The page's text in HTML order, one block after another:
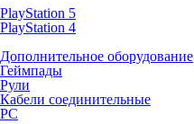
PlayStation 5
PlayStation 4
Дополнительное оборудование
Геймпады
Рули
Кабели соединительные
PC